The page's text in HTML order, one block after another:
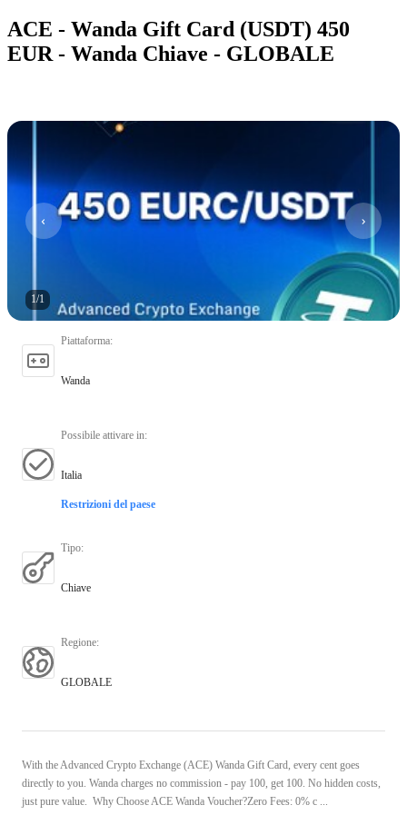
ACE - Wanda Gift Card (USDT) 450
EUR - Wanda Chiave - GLOBALE
1/1
Piattaforma:
Wanda
Possibile attivare in:
Italia
Restrizioni del paese
Tipo:
Chiave
Regione:
GLOBALE
With the Advanced Crypto Exchange (ACE) Wanda Gift Card, every cent goes
directly to you. Wanda charges no commission - pay 100, get 100. No hidden costs,
just pure value. Why Choose ACE Wanda Voucher?Zero Fees: 0% c ...